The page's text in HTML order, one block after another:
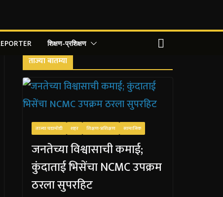
शिक्षण-प्रशिक्षण
ताज्या बातम्या
ताज्या घडामोडी शहर शिक्षण-प्रशिक्षण सामाजिक
जनतेच्या विश्वासाची कमाई;
कुंदाताई भिसेंचा NCMC उपक्रम
ठरला सुपरहिट